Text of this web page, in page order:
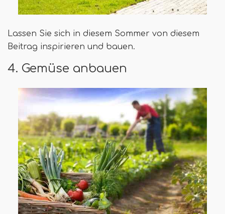
Lassen Sie sich in diesem Sommer von diesem
Beitrag inspirieren und bauen.
4. Gemüse anbauen